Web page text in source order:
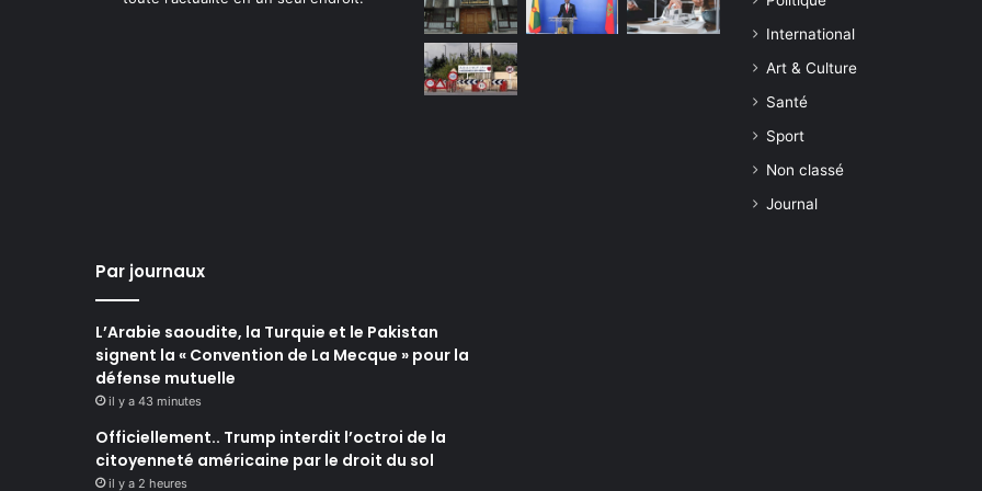
International
Art & Culture
Santé
Sport
Non classé
Journal
Par journaux
L’Arabie saoudite, la Turquie et le Pakistan
signent la « Convention de La Mecque » pour la
défense mutuelle
il y a 43 minutes
Officiellement.. Trump interdit l’octroi de la
citoyenneté américaine par le droit du sol
il y a 2 heures